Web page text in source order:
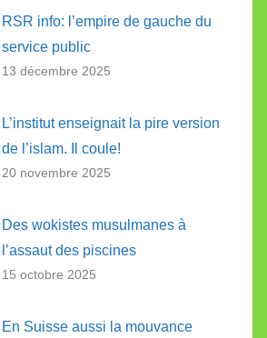
RSR info: l’empire de gauche du
service public
13 décembre 2025
L’institut enseignait la pire version
de l’islam. Il coule!
20 novembre 2025
Des wokistes musulmanes à
l’assaut des piscines
15 octobre 2025
En Suisse aussi la mouvance